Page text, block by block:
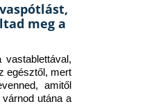
meg a
egésztől, mert
amitől
utána a